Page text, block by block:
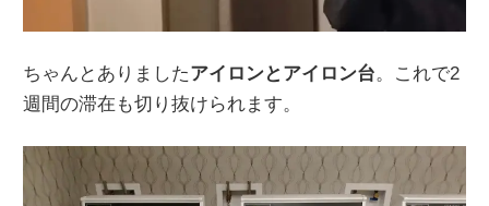
ちゃんとありましたアイロンとアイロン台。これで2
週間の滞在も切り抜けられます。